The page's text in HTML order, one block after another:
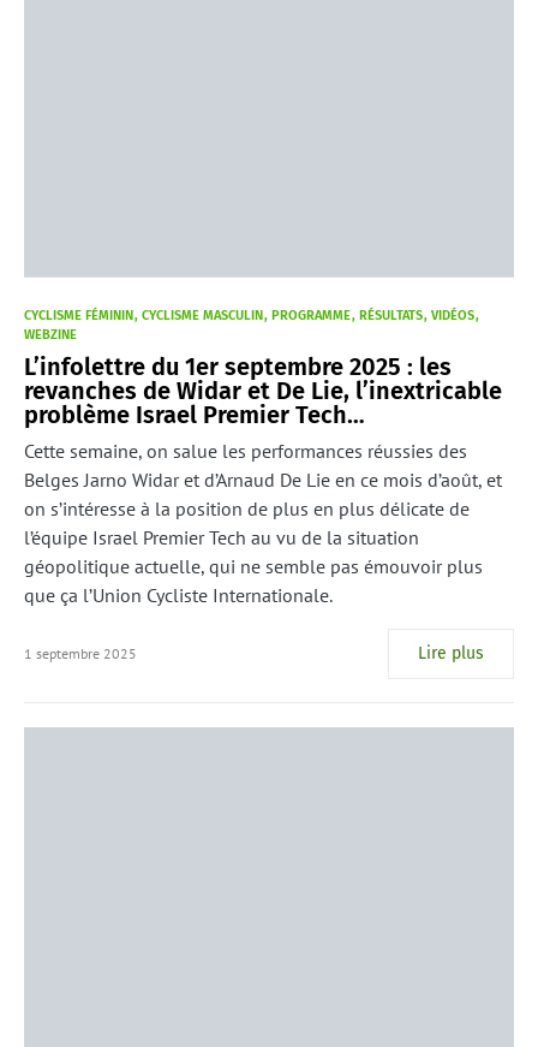
CYCLISME FÉMININ CYCLISME MASCULIN PROGRAMME RÉSULTATS VIDÉOS
WEBZINE
L’infolettre du 1er septembre 2025 : les
revanches de Widar et De Lie, l’inextricable
problème Israel Premier Tech…
Cette semaine, on salue les performances réussies des
Belges Jarno Widar et d’Arnaud De Lie en ce mois d’août, et
on s’intéresse à la position de plus en plus délicate de
l’équipe Israel Premier Tech au vu de la situation
géopolitique actuelle, qui ne semble pas émouvoir plus
que ça l’Union Cycliste Internationale.
1 septembre 2025 Lire plus